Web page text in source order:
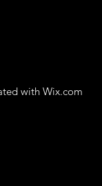
with Wix.com